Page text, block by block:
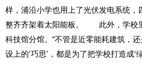
样，浦沿小学也用上了光伏发电系统，
整齐齐架着太阳能板。 此外，学校
科技馆分馆。“不管是近零能耗建筑，
设上的‘巧思’，都是为了把学校打造成‘